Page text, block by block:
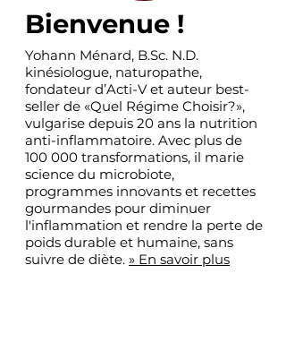
Bienvenue !
Yohann Ménard, B.Sc. N.D.
kinésiologue, naturopathe,
fondateur d’Acti-V et auteur best-
seller de «Quel Régime Choisir?»,
vulgarise depuis 20 ans la nutrition
anti-inflammatoire. Avec plus de
100 000 transformations, il marie
science du microbiote,
programmes innovants et recettes
gourmandes pour diminuer
l'inflammation et rendre la perte de
poids durable et humaine, sans
suivre de diète. » En savoir plus